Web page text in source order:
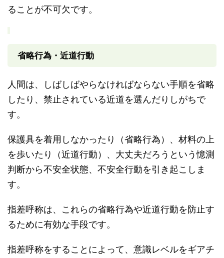
ることが不可欠です。
省略行為・近道行動
人間は、しばしばやらなければならない手順を省略
したり、禁止されている近道を選んだりしがちで
す。
保護具を着用しなかったり（省略行為）、材料の上
を歩いたり（近道行動）、大丈夫だろうという憶測
判断から不安全状態、不安全行動を引き起こしま
す。
指差呼称は、これらの省略行為や近道行動を防止す
るために有効な手段です。
指差呼称をすることによって、意識レベルをギアチ